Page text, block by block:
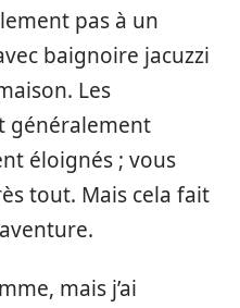
pas à un
baignoire jacuzzi
Les
généralement
éloignés ; vous
tout. Mais cela fait
mais j’ai